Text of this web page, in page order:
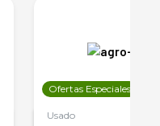
Ofertas Especiales
Usado